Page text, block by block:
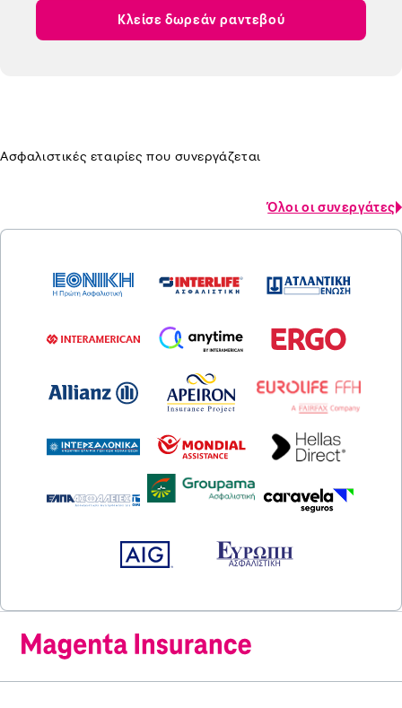
Κλείσε δωρεάν ραντεβού
Ασφαλιστικές εταιρίες που συνεργάζεται
Όλοι οι συνεργάτες